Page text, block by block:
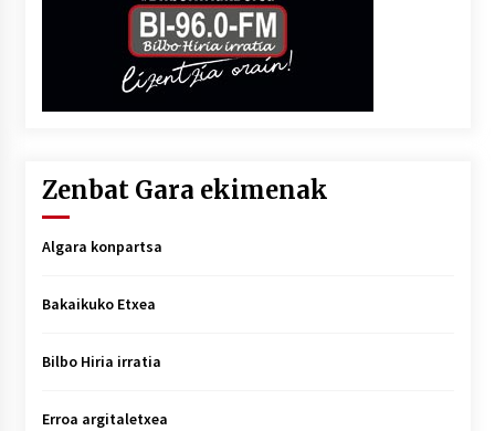
Zenbat Gara ekimenak
Algara konpartsa
Bakaikuko Etxea
Bilbo Hiria irratia
Erroa argitaletxea